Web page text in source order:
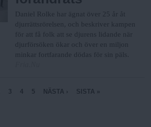
Daniel Rolke har ägnat över 25 år åt
djurrättsrörelsen, och beskriver kampen
för att få folk att se djurens lidande när
djurförsöken ökar och över en miljon
minkar fortfarande dödas för sin päls.
3 4 5 NÄSTA › SISTA »